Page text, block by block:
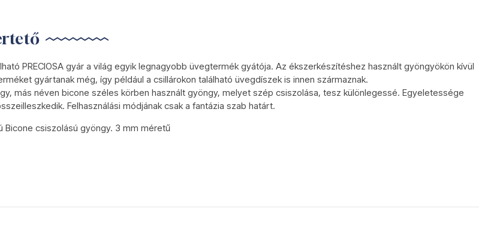
PRECIOSA gyár a világ egyik legnagyobb üvegtermék gyátója. Az ékszerkészítéshez használt gyöngyökön kívül
gyártanak még, így például a csillárokon található üvegdíszek is innen származnak.
más néven bicone széles körben használt gyöngy, melyet szép csiszolása, tesz különlegessé. Egyeletessége
Felhasználási módjának csak a fantázia szab határt.
Bicone csiszolású gyöngy. 3 mm méretű